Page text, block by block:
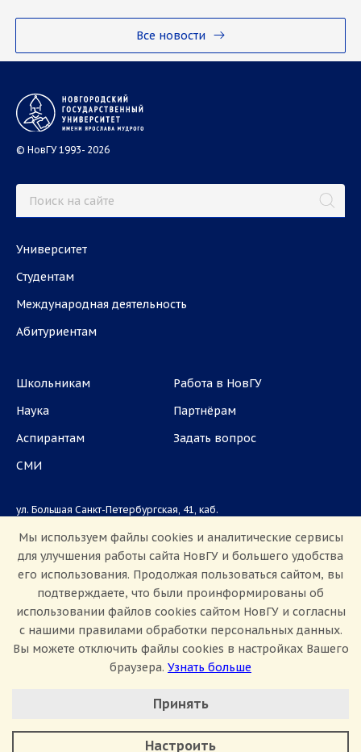
Все новости
© НовГУ 1993- 2026
Университет
Студентам
Международная деятельность
Абитуриентам
Школьникам
Наука
Аспирантам
СМИ
Работа в НовГУ
Партнёрам
Задать вопрос
ул. Большая Санкт-Петербургская, 41, каб.
Приемная комиссия: +7(8162)33-20-44
Сведения о доходах
Мы используем файлы cookies и аналитические сервисы
для улучшения работы сайта НовГУ и большего удобства
его использования. Продолжая пользоваться сайтом, вы
подтверждаете, что были проинформированы об
использовании файлов cookies сайтом НовГУ и согласны
с нашими правилами обработки персональных данных.
Вы можете отключить файлы cookies в настройках Вашего
браузера. Узнать больше
Минимальные
Аналитические/Функциональные
Принять
Настроить